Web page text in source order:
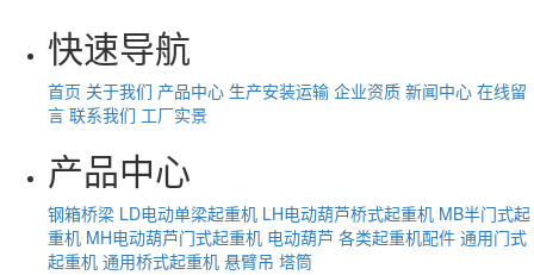
快速导航
首页 关于我们 产品中心 生产安装运输 企业资质 新闻中心 在线留
言 联系我们 工厂实景
产品中心
钢箱桥梁 LD电动单梁起重机 LH电动葫芦桥式起重机 MB半门式起
重机 MH电动葫芦门式起重机 电动葫芦 各类起重机配件 通用门式
起重机 通用桥式起重机 悬臂吊 塔筒